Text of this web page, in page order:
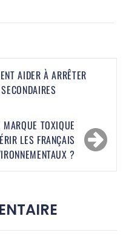
AIDER À ARRÊTER
TOXIQUE
LES FRANÇAIS
?